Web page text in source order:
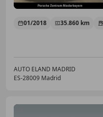
01/2018 35.860 km
AUTO ELAND MADRID
ES-28009 Madrid